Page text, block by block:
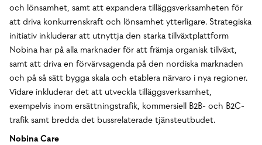
och lönsamhet, samt att expandera tilläggsverksamheten för
att driva konkurrenskraft och lönsamhet ytterligare. Strategiska
initiativ inkluderar att utnyttja den starka tillväxtplattform
Nobina har på alla marknader för att främja organisk tillväxt,
samt att driva en förvärvsagenda på den nordiska marknaden
och på så sätt bygga skala och etablera närvaro i nya regioner.
Vidare inkluderar det att utveckla tilläggsverksamhet,
exempelvis inom ersättningstrafik, kommersiell B2B- och B2C-
trafik samt bredda det bussrelaterade tjänsteutbudet.
Nobina Care